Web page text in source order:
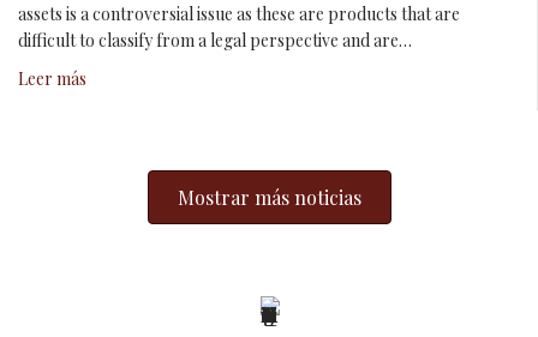
assets is a controversial issue as these are products that are
difficult to classify from a legal perspective and are…
Leer más
Mostrar más noticias